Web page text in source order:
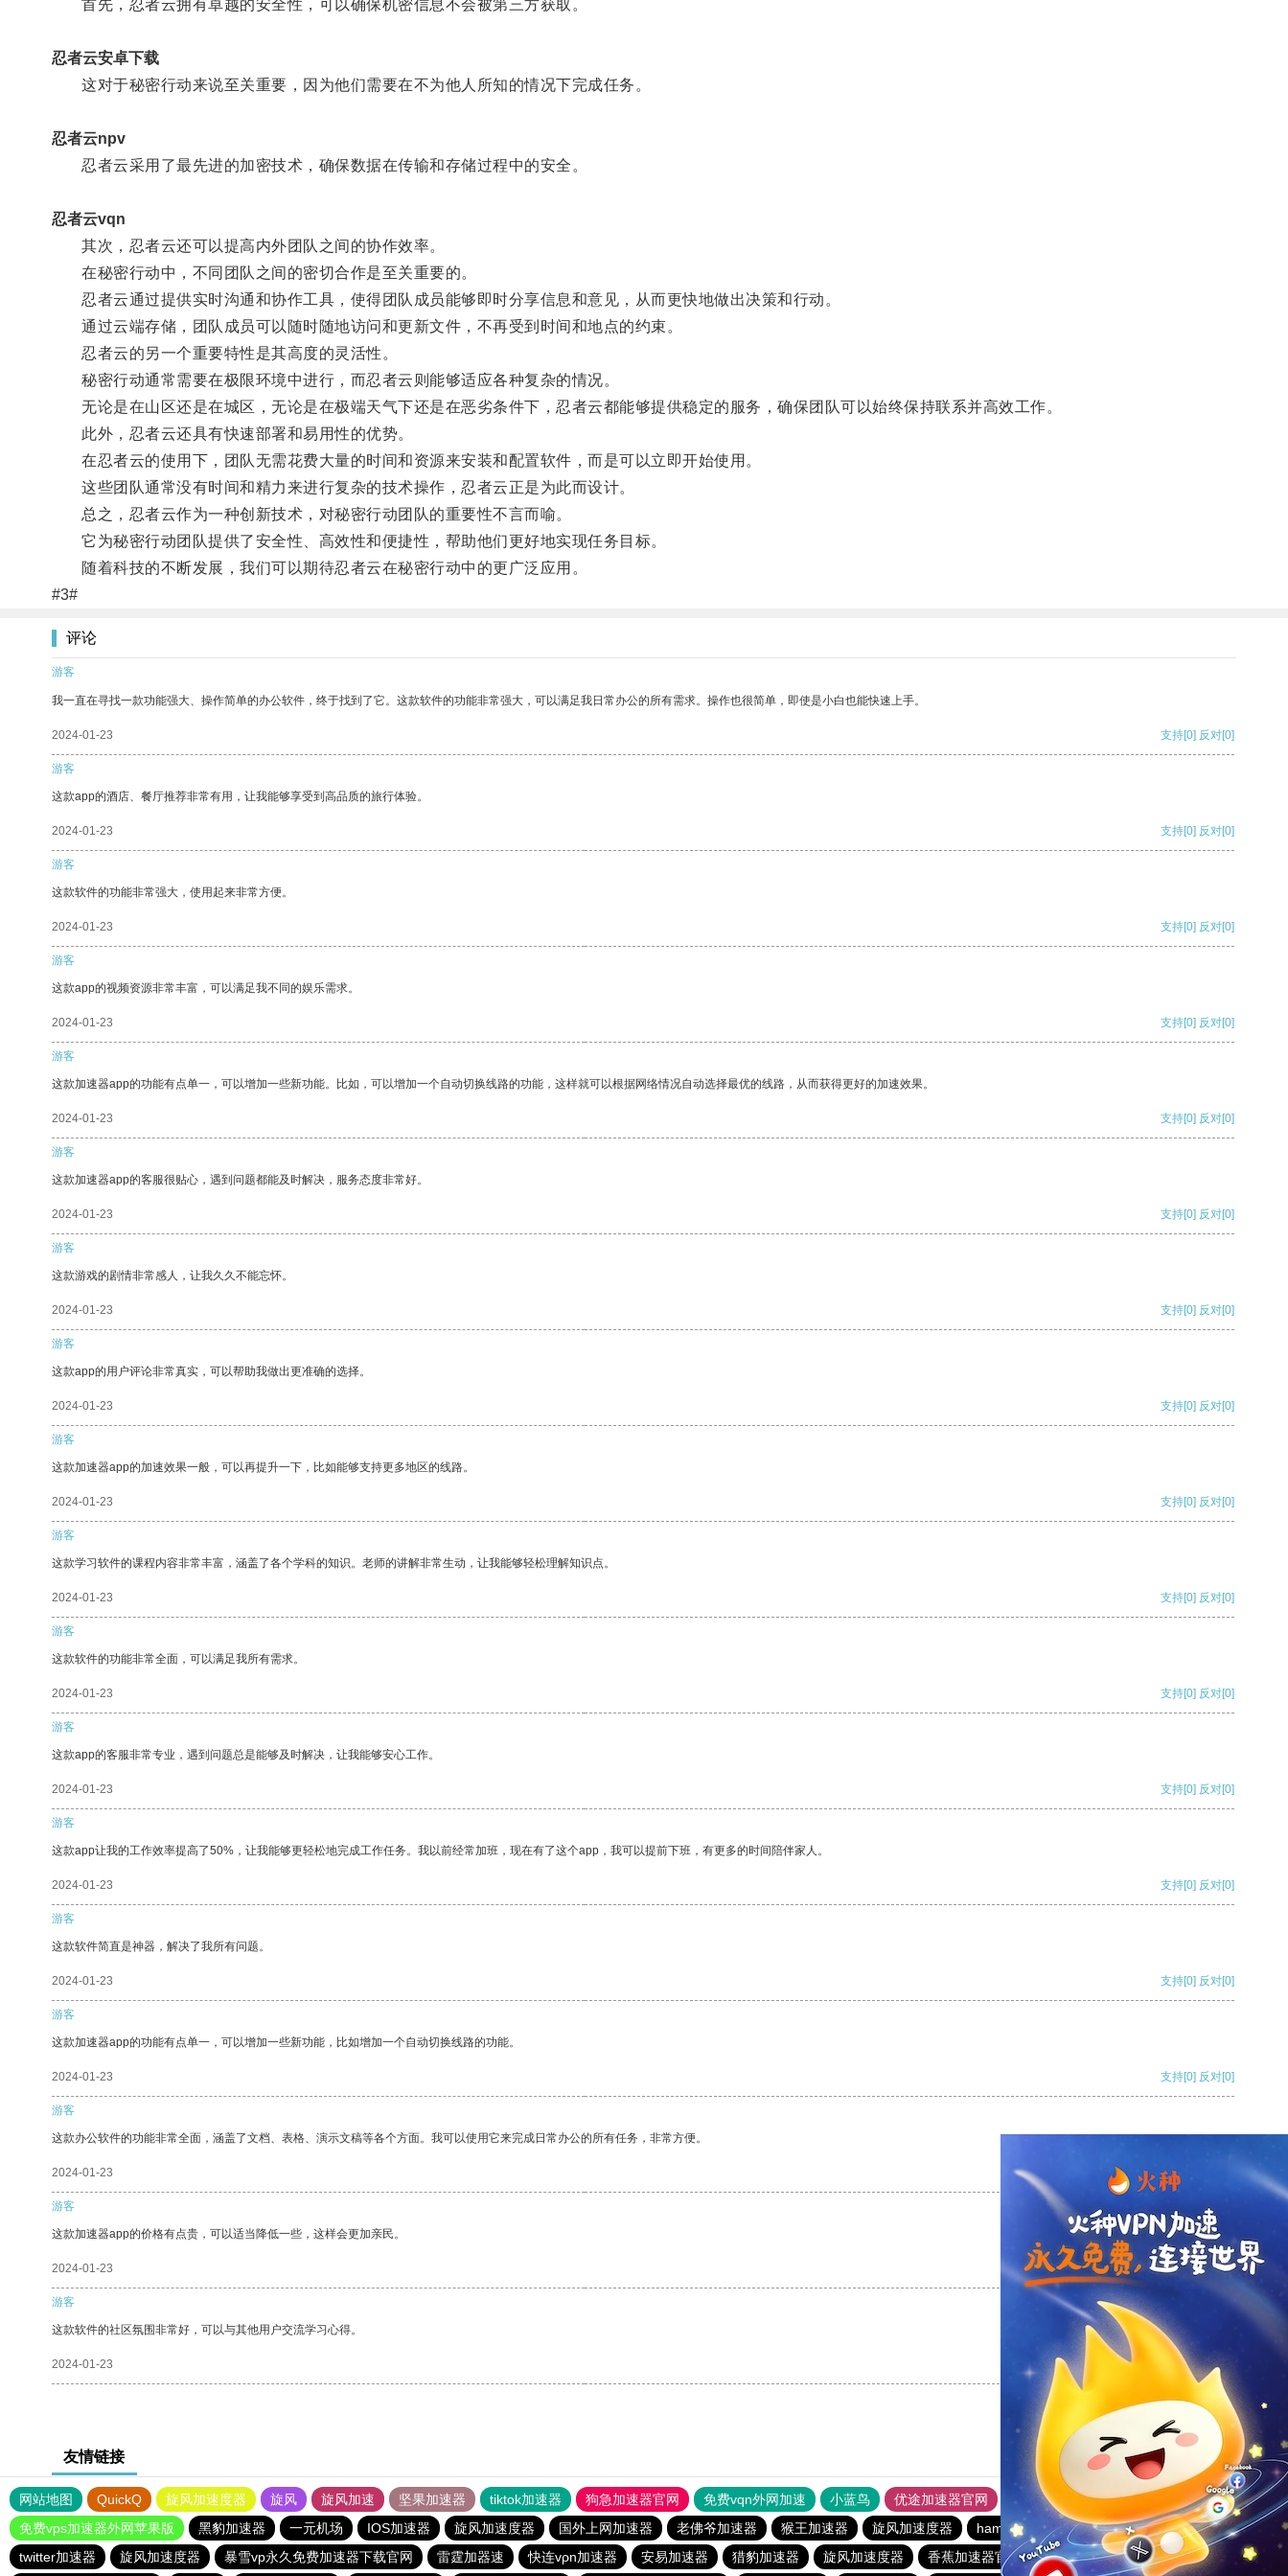
首先，忍者云拥有卓越的安全性，可以确保机密信息不会被第三方获取。
忍者云安卓下载
这对于秘密行动来说至关重要，因为他们需要在不为他人所知的情况下完成任务。
忍者云npv
忍者云采用了最先进的加密技术，确保数据在传输和存储过程中的安全。
忍者云vqn
其次，忍者云还可以提高内外团队之间的协作效率。
在秘密行动中，不同团队之间的密切合作是至关重要的。
忍者云通过提供实时沟通和协作工具，使得团队成员能够即时分享信息和意见，从而更快地做出决策和行动。
通过云端存储，团队成员可以随时随地访问和更新文件，不再受到时间和地点的约束。
忍者云的另一个重要特性是其高度的灵活性。
秘密行动通常需要在极限环境中进行，而忍者云则能够适应各种复杂的情况。
无论是在山区还是在城区，无论是在极端天气下还是在恶劣条件下，忍者云都能够提供稳定的服务，确保团队可以始终保持联系并高效工作。
此外，忍者云还具有快速部署和易用性的优势。
在忍者云的使用下，团队无需花费大量的时间和资源来安装和配置软件，而是可以立即开始使用。
这些团队通常没有时间和精力来进行复杂的技术操作，忍者云正是为此而设计。
总之，忍者云作为一种创新技术，对秘密行动团队的重要性不言而喻。
它为秘密行动团队提供了安全性、高效性和便捷性，帮助他们更好地实现任务目标。
随着科技的不断发展，我们可以期待忍者云在秘密行动中的更广泛应用。
#3#
评论
游客
我一直在寻找一款功能强大、操作简单的办公软件，终于找到了它。这款软件的功能非常强大，可以满足我日常办公的所有需求。操作也很简单，即使是小白也能快速上手。
2024-01-23 支持[0] 反对[0]
游客
这款app的酒店、餐厅推荐非常有用，让我能够享受到高品质的旅行体验。
2024-01-23 支持[0] 反对[0]
游客
这款软件的功能非常强大，使用起来非常方便。
2024-01-23 支持[0] 反对[0]
游客
这款app的视频资源非常丰富，可以满足我不同的娱乐需求。
2024-01-23 支持[0] 反对[0]
游客
这款加速器app的功能有点单一，可以增加一些新功能。比如，可以增加一个自动切换线路的功能，这样就可以根据网络情况自动选择最优的线路，从而获得更好的加速效果。
2024-01-23 支持[0] 反对[0]
游客
这款加速器app的客服很贴心，遇到问题都能及时解决，服务态度非常好。
2024-01-23 支持[0] 反对[0]
游客
这款游戏的剧情非常感人，让我久久不能忘怀。
2024-01-23 支持[0] 反对[0]
游客
这款app的用户评论非常真实，可以帮助我做出更准确的选择。
2024-01-23 支持[0] 反对[0]
游客
这款加速器app的加速效果一般，可以再提升一下，比如能够支持更多地区的线路。
2024-01-23 支持[0] 反对[0]
游客
这款学习软件的课程内容非常丰富，涵盖了各个学科的知识。老师的讲解非常生动，让我能够轻松理解知识点。
2024-01-23 支持[0] 反对[0]
游客
这款软件的功能非常全面，可以满足我所有需求。
2024-01-23 支持[0] 反对[0]
游客
这款app的客服非常专业，遇到问题总是能够及时解决，让我能够安心工作。
2024-01-23 支持[0] 反对[0]
游客
这款app让我的工作效率提高了50%，让我能够更轻松地完成工作任务。我以前经常加班，现在有了这个app，我可以提前下班，有更多的时间陪伴家人。
2024-01-23 支持[0] 反对[0]
游客
这款软件简直是神器，解决了我所有问题。
2024-01-23 支持[0] 反对[0]
游客
这款加速器app的功能有点单一，可以增加一些新功能，比如增加一个自动切换线路的功能。
2024-01-23 支持[0] 反对[0]
游客
这款办公软件的功能非常全面，涵盖了文档、表格、演示文稿等各个方面。我可以使用它来完成日常办公的所有任务，非常方便。
2024-01-23 支持
游客
这款加速器app的价格有点贵，可以适当降低一些，这样会更加亲民。
2024-01-23 支持[0] 反对[0]
游客
这款软件的社区氛围非常好，可以与其他用户交流学习心得。
2024-01-23 支持[0] 反对[0]
友情链接
网站地图 QuickQ 旋风加速度器 旋风 旋风加速 坚果加速器 tiktok加速器 狗急加速器官网 免费vqn外网加速 小蓝鸟 优途加速器官网 风驰加速器 旋风加速器
八戒看书
免费vps加速器外网苹果版
黑豹加速器 一元机场 IOS加速器 旋风加速度器 国外上网加速器 老佛爷加速器 猴王加速器 旋风加速度器 hammer加速器
蚂蚁vp加速器官网
twitter加速器
旋风加速度器 暴雪vp永久免费加速器下载官网 雷霆加器速 快连vρn加速器 安易加速器 猎豹加速器 旋风加速度器 香蕉加速器官网正版 免费vqn加速